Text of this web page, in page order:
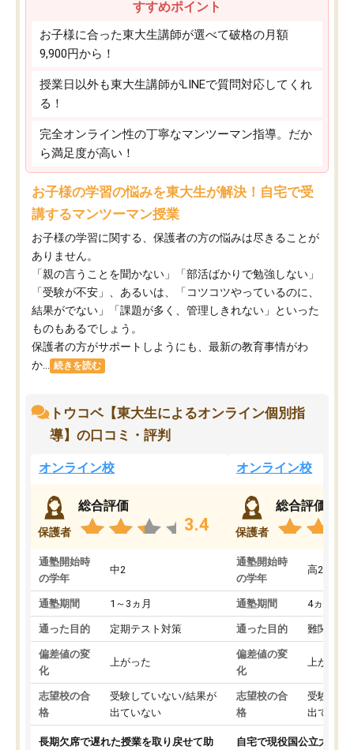
すすめポイント
お子様に合った東大生講師が選べて破格の月額
9,900円から！
授業日以外も東大生講師がLINEで質問対応してくれ
る！
完全オンライン性の丁寧なマンツーマン指導。だか
ら満足度が高い！
お子様の学習の悩みを東大生が解決！自宅で受
講するマンツーマン授業
お子様の学習に関する、保護者の方の悩みは尽きることが
ありません。
「親の言うことを聞かない」「部活ばかりで勉強しない」
「受験が不安」、あるいは、「コツコツやっているのに、
結果がでない」「課題が多く、管理しきれない」といった
ものもあるでしょう。
保護者の方がサポートしようにも、最新の教育事情がわ
か...
続きを読む
トウコベ【東大生によるオンライン個別指
導】の口コミ・評判
オンライン校
保護者
総合評価
3.4
通塾開始時
の学年
中2
通塾期間 1～3ヵ月
通った目的 定期テスト対策
偏差値の変
化
上がった
志望校の合
格
受験していない/結果が
出ていない
長期欠席で遅れた授業を取り戻せて助
オンライン校
保護者
総合評価
通塾開始時
の学年
高2
通塾期間 4ヵ月～1
通った目的 難関私立
偏差値の変
化
上がった
志望校の合
格
受験して
出ていな
自宅で現役国公立大学生